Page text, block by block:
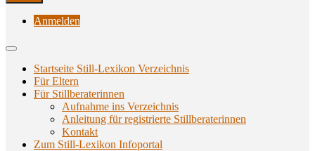
Anmelden
Startseite Still-Lexikon Verzeichnis
Für Eltern
Für Stillberaterinnen
Aufnahme ins Verzeichnis
Anlei­tung für regis­trier­te Stillberaterinnen
Kon­takt
Zum Still-Lexikon Infoportal